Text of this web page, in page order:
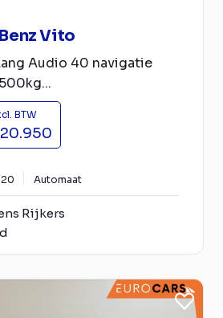
Vito
Audio 40 navigatie
BTW
Automaat
Rijkers